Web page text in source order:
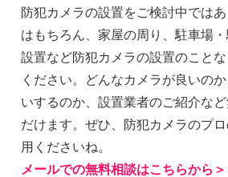
防犯カメラの設置をご検討中では
はもちろん、家屋の周り、駐車場
設置など防犯カメラの設置のこと
ください。どんなカメラが良いの
いするのか、設置業者のご紹介な
だけます。ぜひ、防犯カメラのプ
用くださいね。
メールでの無料相談はこちらから＞